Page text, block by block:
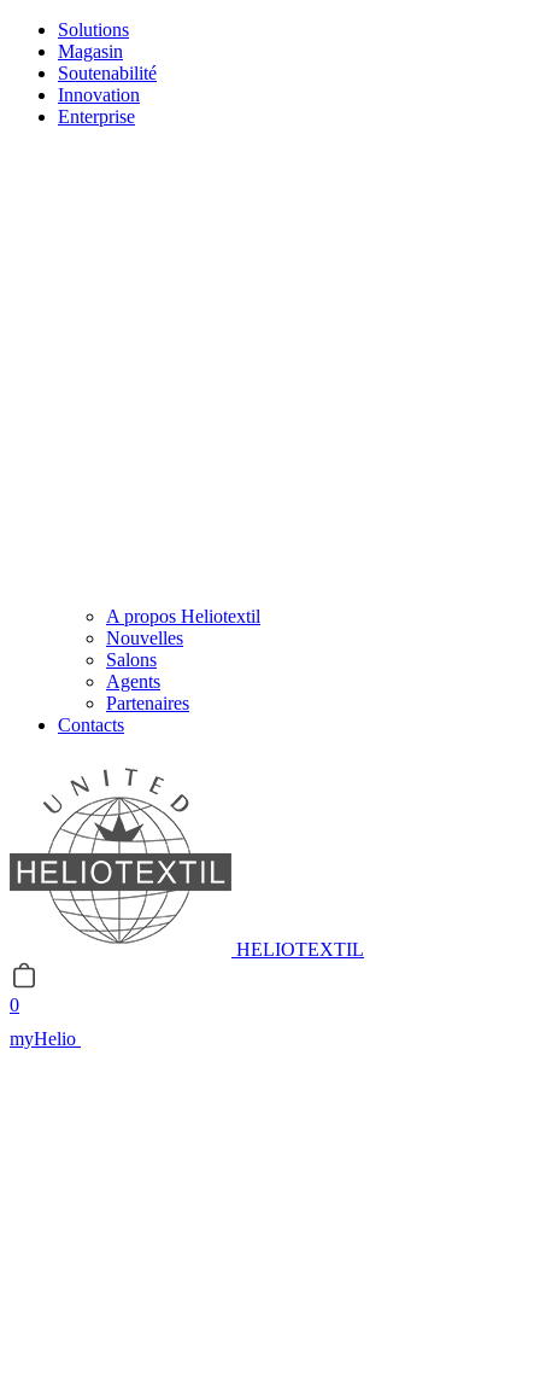
Solutions
Magasin
Soutenabilité
Innovation
Enterprise
A propos Heliotextil
Nouvelles
Salons
Agents
Partenaires
Contacts
HELIOTEXTIL
0
myHelio